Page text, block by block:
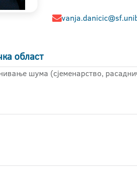
област
шума (сјеменарство,